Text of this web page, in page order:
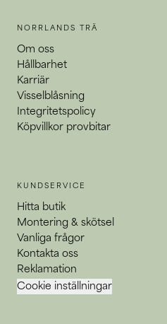
NORRLANDS TRÄ
Om oss
Hållbarhet
Karriär
Visselblåsning
Integritetspolicy
Köpvillkor provbitar
KUNDSERVICE
Hitta butik
Montering & skötsel
Vanliga frågor
Kontakta oss
Reklamation
Cookie inställningar